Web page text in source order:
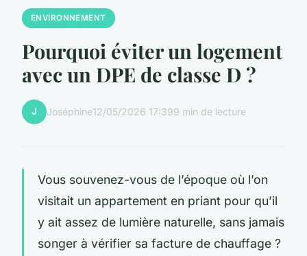
ENVIRONNEMENT
Pourquoi éviter un logement
avec un DPE de classe D ?
J Joséphine12/05/2026 17:399 min de lecture
Vous souvenez-vous de l’époque où l’on
visitait un appartement en priant pour qu’il
y ait assez de lumière naturelle, sans jamais
songer à vérifier sa facture de chauffage ?